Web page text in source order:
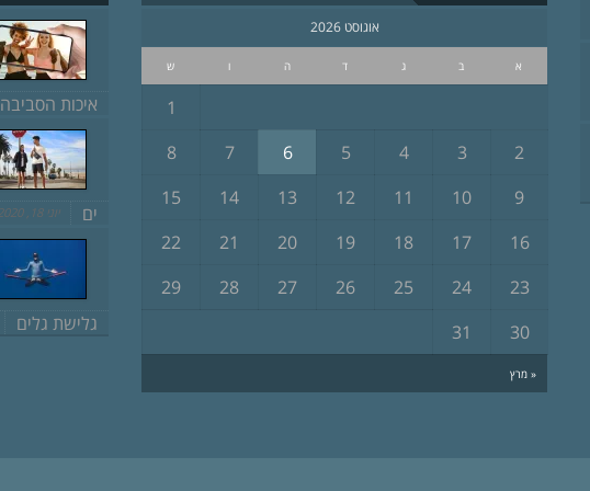
אוגוסט 2026
א ב ג ד ה ו ש
« מרץ
1
2
3
4
5
6
7
8
9
10
11
12
13
14
15
16
17
18
19
20
21
22
23
24
25
26
27
28
29
30
31
איכות הסביבה
ים יוני 18, 2020
גלישת גלים